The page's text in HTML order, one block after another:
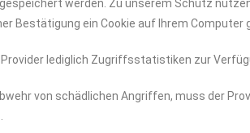
werden. Zu unserem Schutz
Bestätigung ein Cookie auf Ihrem
lediglich Zugriffsstatistiken zur
von schädlichen Angriffen, muss der